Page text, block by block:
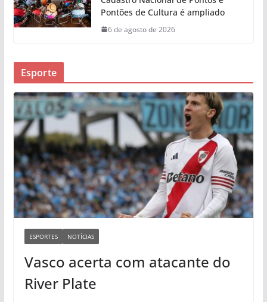
Pontões de Cultura é ampliado
6 de agosto de 2026
Esporte
ESPORTES NOTÍCIAS
Vasco acerta com atacante do
River Plate